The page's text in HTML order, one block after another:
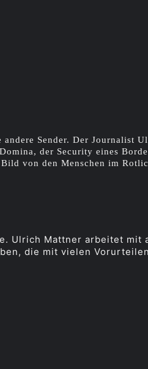
Sender. Der Journalist
der Security eines
von den Menschen im
Ulrich Mattner arbeitet
die mit vielen